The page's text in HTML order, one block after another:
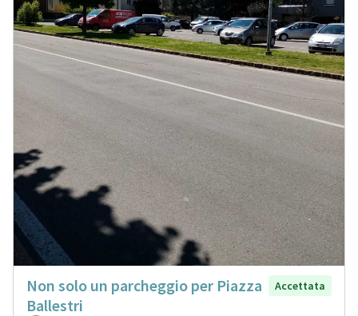
Non solo un parcheggio per Piazza
Ballestri
Accettata